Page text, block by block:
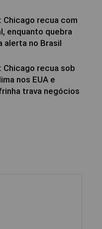
Chicago recua com
enquanto quebra
alerta no Brasil
Chicago recua sob
nos EUA e
trava negócios